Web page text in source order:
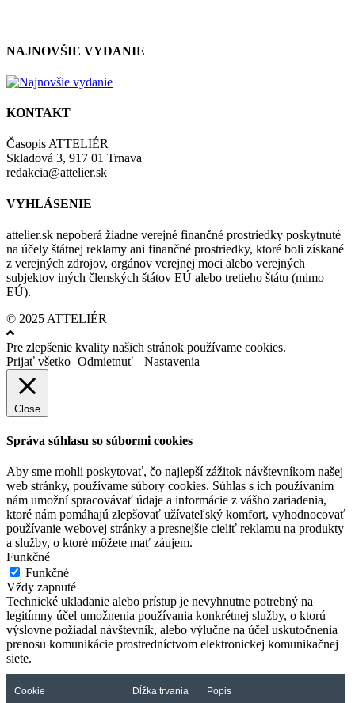
NAJNOVŠIE VYDANIE
KONTAKT
Časopis ATTELIÉR
Skladová 3, 917 01 Trnava
redakcia@attelier.sk
VYHLÁSENIE
attelier.sk nepoberá žiadne verejné finančné prostriedky poskytnuté
na účely štátnej reklamy ani finančné prostriedky, ktoré boli získané
z verejných zdrojov, orgánov verejnej moci alebo verejných
subjektov iných členských štátov EÚ alebo tretieho štátu (mimo
EÚ).
© 2025 ATTELIÉR
Pre zlepšenie kvality našich stránok používame cookies.
Prijať všetko Odmietnuť Nastavenia
Close
Správa súhlasu so súbormi cookies
Aby sme mohli poskytovať, čo najlepší zážitok návštevníkom našej
web stránky, používame súbory cookies. Súhlas s ich používaním
nám umožní spracovávať údaje a informácie z vášho zariadenia,
ktoré nám pomáhajú zlepšovať užívateľský komfort, vyhodnocovať
používanie webovej stránky a presnejšie cieliť reklamu na produkty
a služby, o ktoré môžete mať záujem.
Funkčné
Funkčné
Vždy zapnuté
Technické ukladanie alebo prístup je nevyhnutne potrebný na
legitímny účel umožnenia používania konkrétnej služby, o ktorú
výslovne požiadal návštevník, alebo výlučne na účel uskutočnenia
prenosu komunikácie prostredníctvom elektronickej komunikačnej
siete.
Cookie Dĺžka trvania Popis